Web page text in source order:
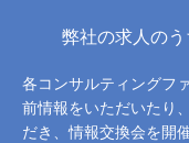
弊社の求人のう
各コンサルティングフ
前情報をいただいたり、
だき、情報交換会を開